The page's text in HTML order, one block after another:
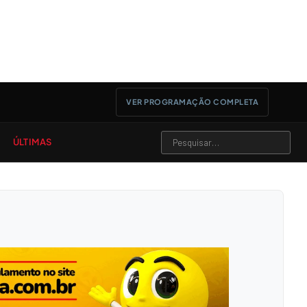
VER PROGRAMAÇÃO COMPLETA
ÚLTIMAS